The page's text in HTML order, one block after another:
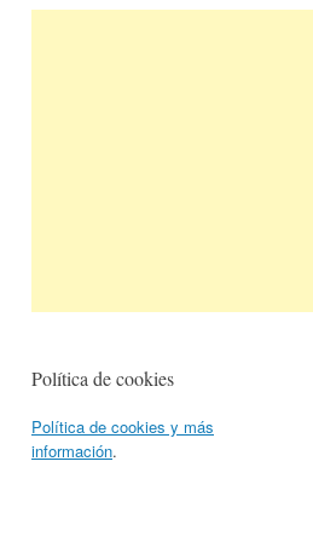
Política de cookies
Política de cookies y más
información.